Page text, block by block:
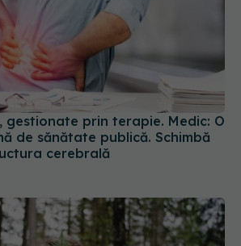
gestionate prin terapie. Medic: O
de sănătate publică. Schimbă
cerebrală